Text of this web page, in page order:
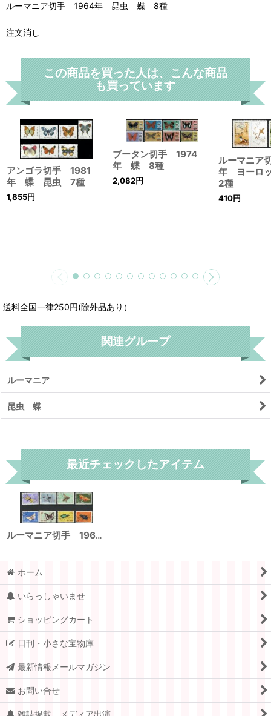
ルーマニア切手 1964年 昆虫 蝶 8種
注文消し
この商品を買った人は、こんな商品
も買っています
アンゴラ切手 1981
年 蝶 昆虫 7種
1,855円
ブータン切手 1974
年 蝶 8種
2,082円
ルーマニア
年 ヨーロ
2種
410円
送料全国一律250円(除外品あり）
関連グループ
ルーマニア
昆虫 蝶
最近チェックしたアイテム
ルーマニア切手 1964年 昆虫 蝶 8種
ホーム
いらっしゃいませ
ショッピングカート
日刊・小さな宝物庫
最新情報メールマガジン
お問い合せ